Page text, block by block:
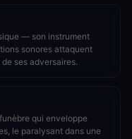
— son instrument
sonores attaquent
ses adversaires.
qui enveloppe
le paralysant dans une